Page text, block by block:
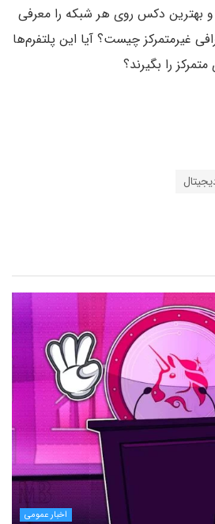
بهترین دکس روی هر شبکه را معرفی
غیرمتمرکز چیست؟ آیا این پلتفرم‌ها
را بگیرند؟
اخبار عمومی